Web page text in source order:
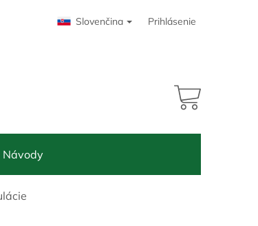
Slovenčina Prihlásenie
NÁKUPNÝ
Návody